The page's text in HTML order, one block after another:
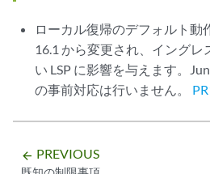
ローカル復帰のデフォルト動
16.1 から変更され、イング
い LSP に影響を与えます。
の事前対応は行いません。
arrow_backward PREVIOUS